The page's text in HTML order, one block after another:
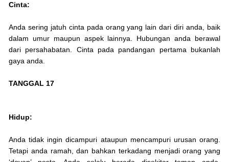
Cinta:
Anda sering jatuh cinta pada orang yang lain dari diri anda, baik
dalam umur maupun aspek lainnya. Hubungan anda berawal
dari persahabatan. Cinta pada pandangan pertama bukanlah
gaya anda.
TANGGAL 17
Hidup:
Anda tidak ingin dicampuri ataupun mencampuri urusan orang.
Tetapi anda ramah, dan bahkan terkadang menjadi orang yang